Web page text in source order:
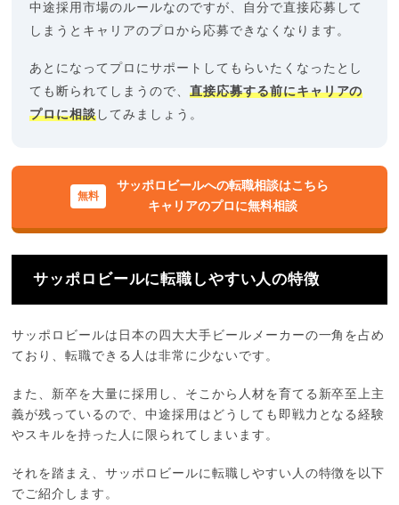
中途採用市場のルールなのですが、自分で直接応募して
しまうとキャリアのプロから応募できなくなります。
あとになってプロにサポートしてもらいたくなったとし
ても断られてしまうので、 直接応募する前にキャリアの
プロに相談 してみましょう。
サッポロビールへの転職相談はこちら
キャリアのプロに無料相談
サッポロビールに転職しやすい人の特徴
サッポロビールは日本の四大大手ビールメーカーの一角を占め
ており、転職できる人は非常に少ないです。
また、新卒を大量に採用し、そこから人材を育てる新卒至上主
義が残っているので、中途採用はどうしても即戦力となる経験
やスキルを持った人に限られてしまいます。
それを踏まえ、サッポロビールに転職しやすい人の特徴を以下
でご紹介します。